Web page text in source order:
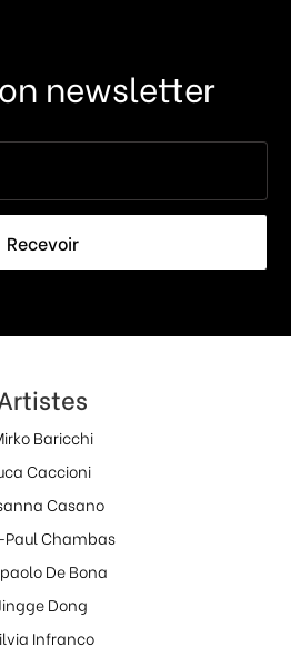
newsletter
Recevoir
Baricchi
Caccioni
Casano
Paul Chambas
De Bona
Jingge Dong
Infranco